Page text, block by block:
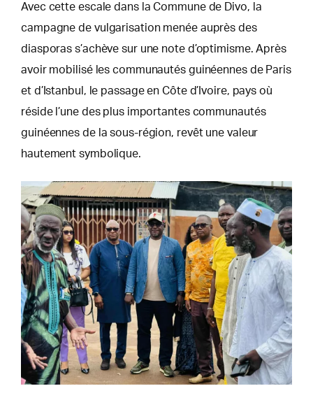
Avec cette escale dans la Commune de Divo, la
campagne de vulgarisation menée auprès des
diasporas s’achève sur une note d’optimisme. Après
avoir mobilisé les communautés guinéennes de Paris
et d’Istanbul, le passage en Côte d’Ivoire, pays où
réside l’une des plus importantes communautés
guinéennes de la sous-région, revêt une valeur
hautement symbolique.